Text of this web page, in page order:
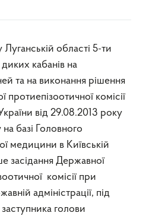
Луганській області 5-ти
кабанів на
та на виконання рішення
комісії
від 29.08.2013 року
базі Головного
медицини в Київській
засідання Державної
комісії при
адміністрації, під
голови